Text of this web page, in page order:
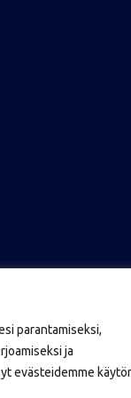
parantamiseksi,
ja
evästeidemme